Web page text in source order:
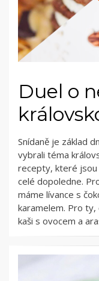
Duel o
Snídaně je základ
vybrali téma
recepty, které jsou
celé dopoledne.
máme lívance s
karamelem. Pro ty,
kaši s ovocem a